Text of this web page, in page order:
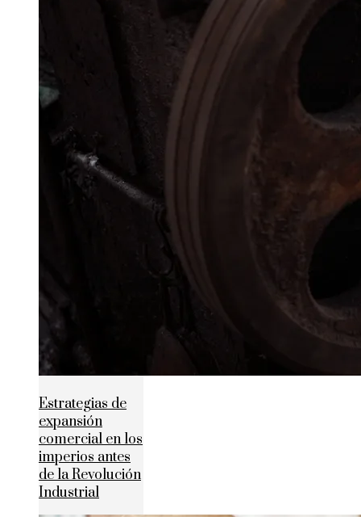
Estrategias de
expansión
comercial en los
imperios antes
de la Revolución
Industrial